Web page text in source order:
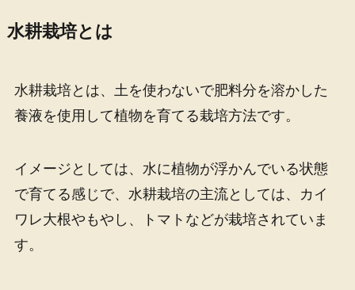
水耕栽培とは
水耕栽培とは、土を使わないで肥料分を溶かした
養液を使用して植物を育てる栽培方法です。
イメージとしては、水に植物が浮かんでいる状態
で育てる感じで、水耕栽培の主流としては、カイ
ワレ大根やもやし、トマトなどが栽培されていま
す。